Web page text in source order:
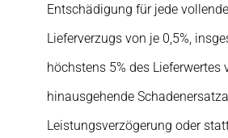
Entschädigung für jede
Lieferverzugs von je 0,5%,
höchstens 5% des
hinausgehende
Leistungsverzögerung oder